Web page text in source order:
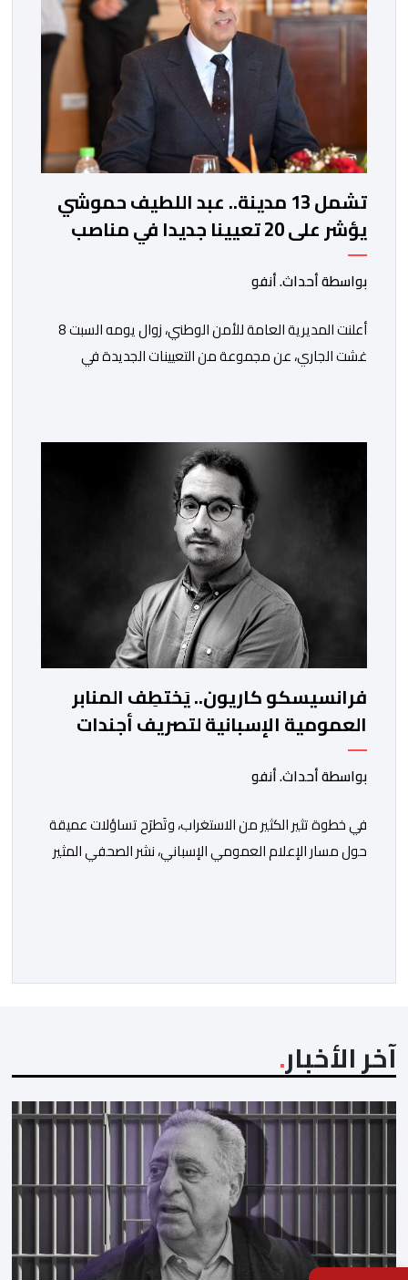
تشمل 13 مدينة.. عبد اللطيف حموشي
يؤشر على 20 تعيينا جديدا في مناصب
المسؤولية بمصالح الأمن الوطني
بواسطة أحداث. أنفو
أعلنت المديرية العامة للأمن الوطني، زوال يومه السبت 8
غشت الجاري، عن مجموعة من التعيينات الجديدة في
والعيون والدار البيضاء وبني ملال وابن جرير وطنجة وأصيلة،
وذلك في إطار دينامية داخلية تهدف لضخ دماء جديدة
والاستعانة بكفاءات أمنية شابة ومتمرسة، […]
فرانسيسكو كاريون.. يَختطِف المنابر
العمومية الإسبانية لتصريف أجندات
معادية للمغرب
بواسطة أحداث. أنفو
في خطوة تثير الكثير من الاستغراب، وتَطرَح تساؤلات عميقة
حول مسار الإعلام العمومي الإسباني، نشر الصحفي المثير
الاجتماعية”، يُمثِّل خروجاً غير مألوف عن الخط التحريري
آخر الأخبار